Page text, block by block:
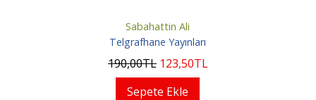
Sabahattin Ali
Telgrafhane Yayınları
190,00TL 123,50TL
Sepete Ekle